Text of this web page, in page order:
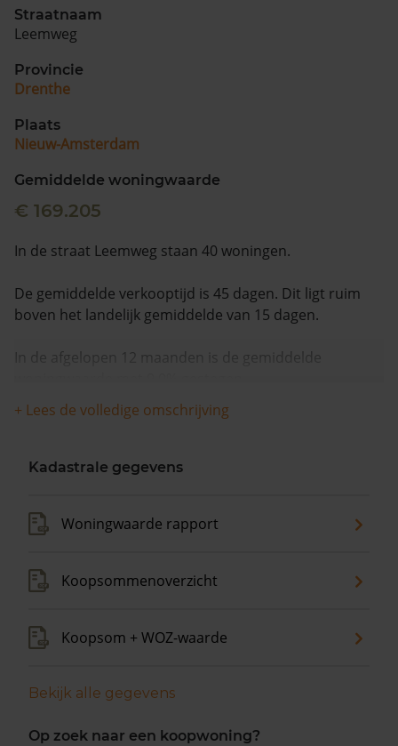
Straatnaam
Leemweg
Provincie
Drenthe
Plaats
Nieuw-Amsterdam
Gemiddelde woningwaarde
€ 169.205
In de straat Leemweg staan 40 woningen.
De gemiddelde verkooptijd is 45 dagen. Dit ligt ruim
boven het landelijk gemiddelde van 15 dagen.
In de afgelopen 12 maanden is de gemiddelde
+ Lees de volledige omschrijving
Kadastrale gegevens
Woningwaarde rapport
Koopsommenoverzicht
Koopsom + WOZ-waarde
Bekijk alle gegevens
Op zoek naar een koopwoning?